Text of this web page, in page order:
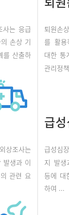
사는 응급
손상 기
를 산출하
퇴원손
를 활
대한 통
관리정
상조사는
발생과 이
관련 요
급
급성심
지 발생
등에 대
하여 ...